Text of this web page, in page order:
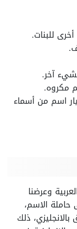
للبنات.
آخر.
مكروه.
اسم من أسماء
وعرضنا
الاسم،
ذلك